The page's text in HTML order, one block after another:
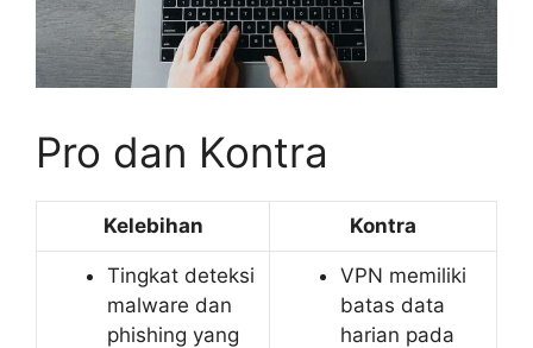
Pro dan Kontra
Kelebihan Kontra
Tingkat deteksi
malware dan
phishing yang
VPN memiliki
batas data
harian pada